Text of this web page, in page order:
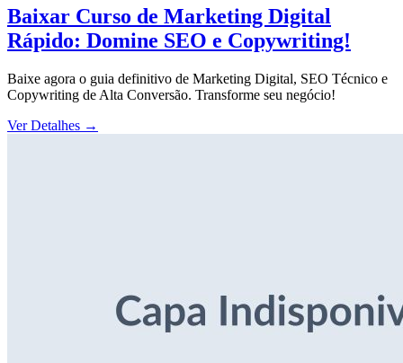
Baixar Curso de Marketing Digital
Rápido: Domine SEO e Copywriting!
Baixe agora o guia definitivo de Marketing Digital, SEO Técnico e
Copywriting de Alta Conversão. Transforme seu negócio!
Ver Detalhes →